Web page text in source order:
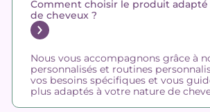
Comment choisir le produit
de cheveux ?
Nous vous accompagnons grâce à
personnalisés et routines
vos besoins spécifiques et vous
plus adaptés à votre nature de